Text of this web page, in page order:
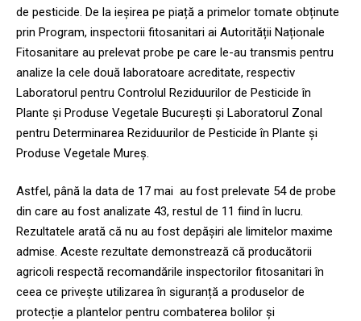
de pesticide. De la ieșirea pe piață a primelor tomate obținute
prin Program, inspectorii fitosanitari ai Autorității Naționale
Fitosanitare au prelevat probe pe care le-au transmis pentru
analize la cele două laboratoare acreditate, respectiv
Laboratorul pentru Controlul Reziduurilor de Pesticide în
Plante și Produse Vegetale București și Laboratorul Zonal
pentru Determinarea Reziduurilor de Pesticide în Plante și
Produse Vegetale Mureș.
Astfel, până la data de 17 mai au fost prelevate 54 de probe
din care au fost analizate 43, restul de 11 fiind în lucru.
Rezultatele arată că nu au fost depășiri ale limitelor maxime
admise. Aceste rezultate demonstrează că producătorii
agricoli respectă recomandările inspectorilor fitosanitari în
ceea ce privește utilizarea în siguranță a produselor de
protecție a plantelor pentru combaterea bolilor și